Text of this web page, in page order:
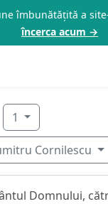
îmbunătățită a
încerca acum →
1
Cornilescu
Domnului,